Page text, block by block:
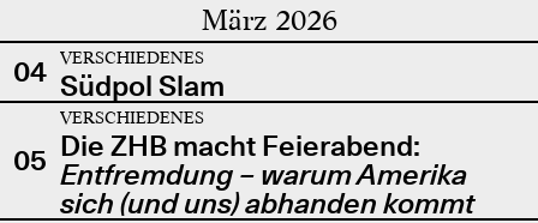
März 2026
04 VERSCHIEDENES
Südpol Slam
05
VERSCHIEDENES
Die ZHB macht Feierabend:
Entfremdung – warum Amerika
sich (und uns) abhanden kommt